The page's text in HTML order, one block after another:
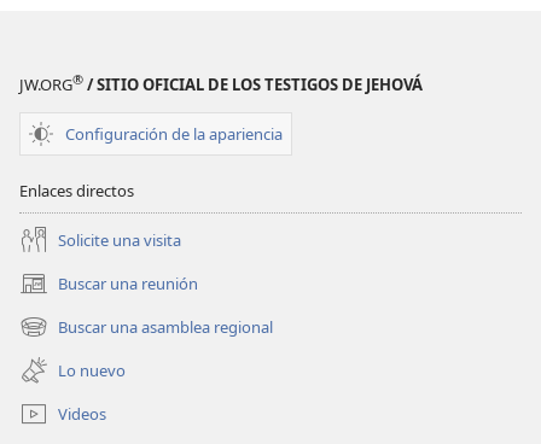
JW.ORG® / SITIO OFICIAL DE LOS TESTIGOS DE JEHOVÁ
Configuración de la apariencia
Enlaces directos
Solicite una visita
Buscar una reunión
(abre
una
nueva
ventana)
Buscar una asamblea regional
(abre
una
nueva
ventana)
Lo nuevo
Videos